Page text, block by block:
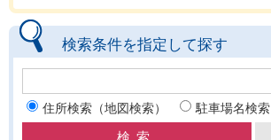
検索条件を指定して探す
住所検索（地図検索） 駐車場名検索